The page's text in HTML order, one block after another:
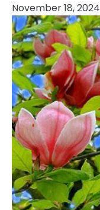
November 18, 2024